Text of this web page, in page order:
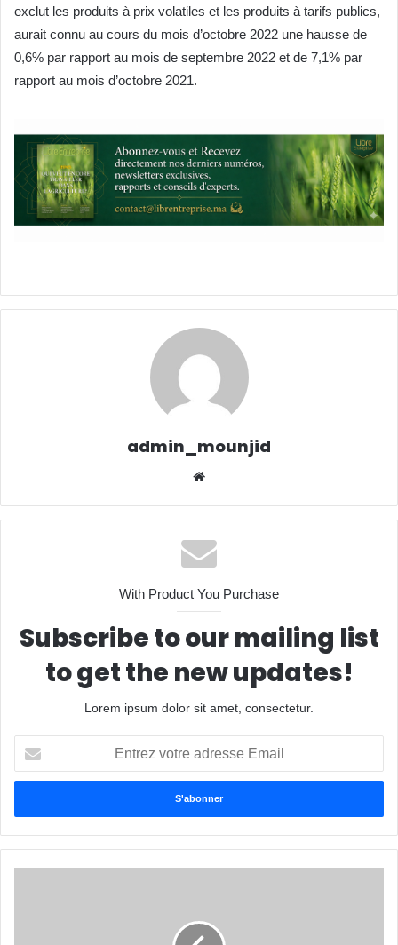
exclut les produits à prix volatiles et les produits à tarifs publics,
aurait connu au cours du mois d’octobre 2022 une hausse de
0,6% par rapport au mois de septembre 2022 et de 7,1% par
rapport au mois d’octobre 2021.
admin_mounjid
With Product You Purchase
Subscribe to our mailing list
to get the new updates!
Lorem ipsum dolor sit amet, consectetur.
votre
adresse